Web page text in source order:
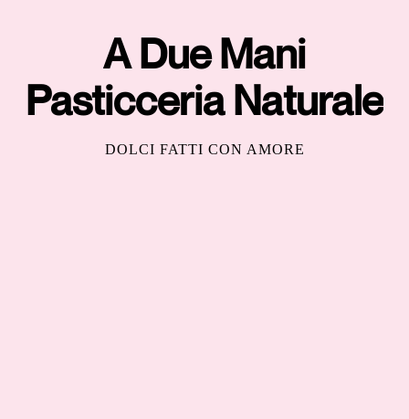
A Due Mani
Pasticceria Naturale
DOLCI FATTI CON AMORE